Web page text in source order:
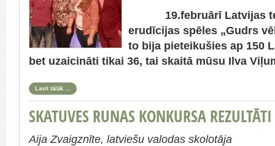
19.februārī Latvijas
erudīcijas spēles „Gudrs
to bija pieteikušies ap 150
bet uzaicināti tikai 36, tai skaitā mūsu Ilva
Lasīt tālāk …
SKATUVES RUNAS KONKURSA REZULTĀTI
Aija Zvaigznīte, latviešu valodas skolotāja